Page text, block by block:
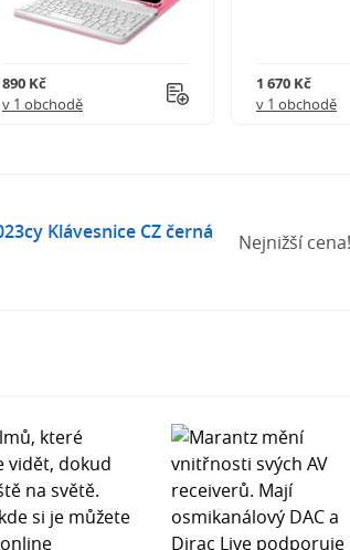
890 Kč
v 1 obchodě
1 670 Kč
v 1 obchodě
Klávesnice CZ černá
Nejnižší cena!